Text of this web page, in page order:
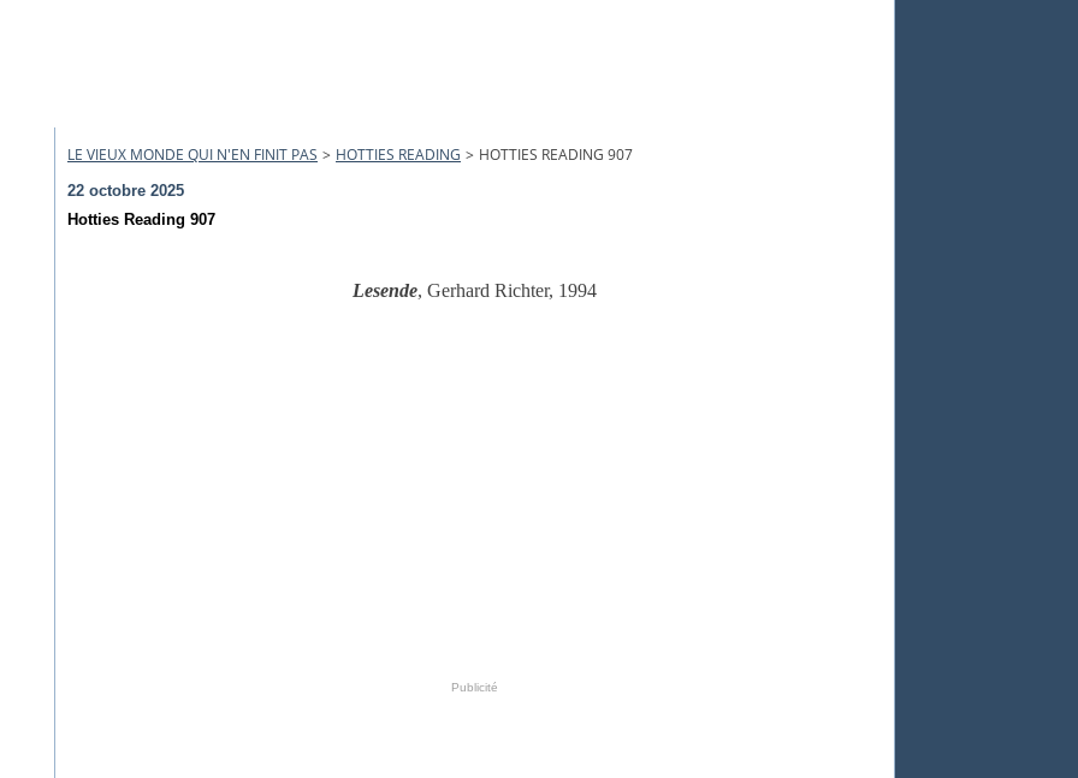
LE VIEUX MONDE QUI N'EN FINIT PAS > HOTTIES READING > HOTTIES READING 907
22 octobre 2025
Hotties Reading 907
Lesende, Gerhard Richter, 1994
Publicité